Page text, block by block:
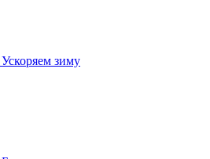
Ускоряем зиму